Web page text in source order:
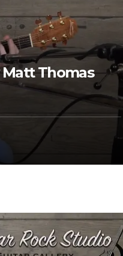
Matt Thomas